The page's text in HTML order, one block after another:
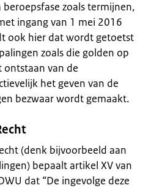
zoals termijnen,
ingang van 1 mei 2016
ook hier dat wordt getoetst
zoals die golden op
van de
het geven van de
bezwaar wordt gemaakt.
(denk bijvoorbeeld aan
bepaalt artikel XV van
dat “De ingevolge deze